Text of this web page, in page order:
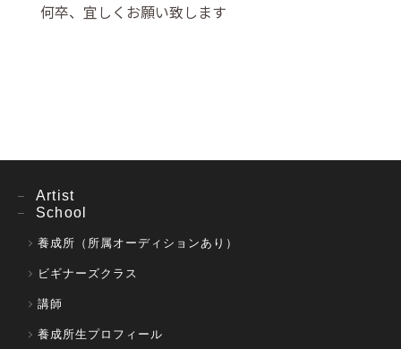
何卒、宜しくお願い致します
Artist
School
養成所（所属オーディションあり）
ビギナーズクラス
講師
養成所生プロフィール